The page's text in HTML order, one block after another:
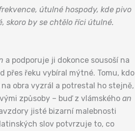
útulné hospody, kde pivo
skoro by se chtělo říci útulné.
a podporuje ji dokonce sousoší na
přes řeku vybíral mýtné. Tomu, kdo
obra vyzrál a potrestal ho stejně,
způsoby – buď z vlámského an
jisté bizarní malebnosti
slov potvrzuje to, co